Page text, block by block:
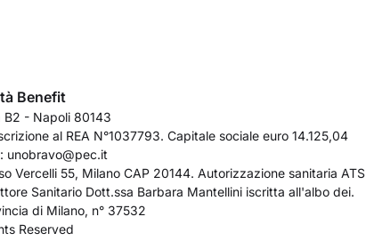
Benefit
B2 - Napoli 80143
al REA N°1037793. Capitale sociale euro 14.125,04
unobravo@pec.it
Vercelli 55, Milano CAP 20144. Autorizzazione sanitaria ATS
Sanitario Dott.ssa Barbara Mantellini iscritta all'albo dei.
di Milano, n° 37532
Reserved